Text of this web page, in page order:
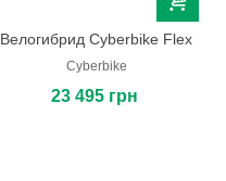
Велогибрид Cyberbike Flex
Cyberbike
23 495 грн